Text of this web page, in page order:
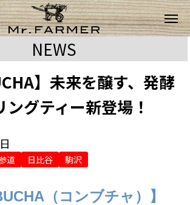
NEWS
】未来を醸す、発酵
ングティー新登場！
道 日比谷 駒沢
（コンブチャ）】